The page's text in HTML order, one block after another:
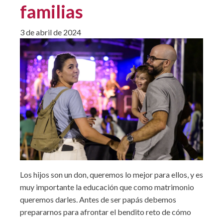
familias
3 de abril de 2024
Los hijos son un don, queremos lo mejor para ellos, y es
muy importante la educación que como matrimonio
queremos darles. Antes de ser papás debemos
prepararnos para afrontar el bendito reto de cómo